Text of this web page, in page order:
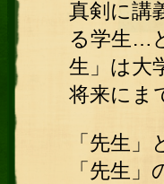
真剣に講
る学生…
生」は大
将来にま
「先生
「先生